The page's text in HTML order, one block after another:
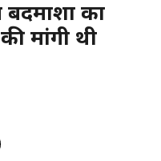
बदमाशों का
मांगी थी